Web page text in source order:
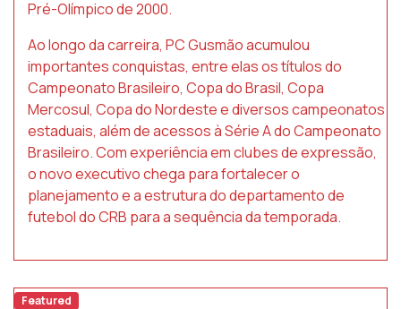
Pré-Olímpico de 2000.
Ao longo da carreira, PC Gusmão acumulou
importantes conquistas, entre elas os títulos do
Campeonato Brasileiro, Copa do Brasil, Copa
Mercosul, Copa do Nordeste e diversos campeonatos
estaduais, além de acessos à Série A do Campeonato
Brasileiro. Com experiência em clubes de expressão,
o novo executivo chega para fortalecer o
planejamento e a estrutura do departamento de
futebol do CRB para a sequência da temporada.
Featured